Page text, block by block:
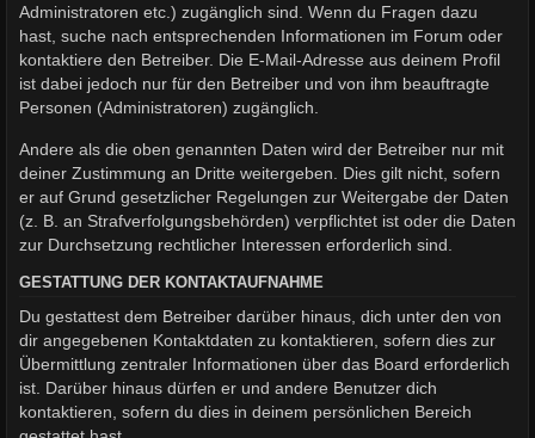
Administratoren etc.) zugänglich sind. Wenn du Fragen dazu
hast, suche nach entsprechenden Informationen im Forum oder
kontaktiere den Betreiber. Die E-Mail-Adresse aus deinem Profil
ist dabei jedoch nur für den Betreiber und von ihm beauftragte
Personen (Administratoren) zugänglich.
Andere als die oben genannten Daten wird der Betreiber nur mit
deiner Zustimmung an Dritte weitergeben. Dies gilt nicht, sofern
er auf Grund gesetzlicher Regelungen zur Weitergabe der Daten
(z. B. an Strafverfolgungsbehörden) verpflichtet ist oder die Daten
zur Durchsetzung rechtlicher Interessen erforderlich sind.
GESTATTUNG DER KONTAKTAUFNAHME
Du gestattest dem Betreiber darüber hinaus, dich unter den von
dir angegebenen Kontaktdaten zu kontaktieren, sofern dies zur
Übermittlung zentraler Informationen über das Board erforderlich
ist. Darüber hinaus dürfen er und andere Benutzer dich
kontaktieren, sofern du dies in deinem persönlichen Bereich